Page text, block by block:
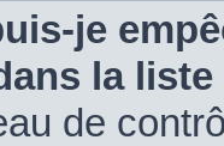
je
la
de